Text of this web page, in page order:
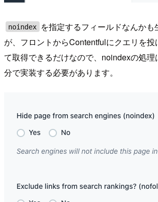
noindex
を指定するフィールドなんかも
が、フロントからContentfulにクエリを投
て取得できるだけなので、noindexの処理
分で実装する必要があります。